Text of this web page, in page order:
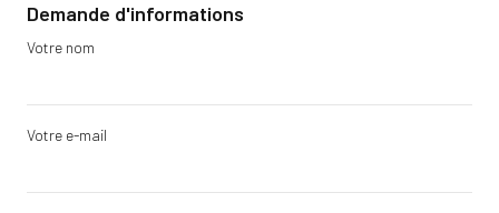
Demande d'informations
Votre nom
Votre e-mail